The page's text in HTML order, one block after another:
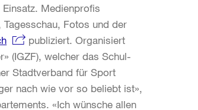
Medienprofis
Fotos und der
publiziert. Organisiert
(IGZF), welcher das Schul-
Stadtverband für Sport
nach wie vor so beliebt ist»,
«Ich wünsche allen